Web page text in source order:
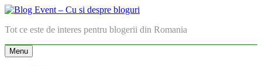
Skip
content
Blog Event – Cu si despre bloguri
Tot ce este de interes pentru blogerii din Romania
Menu